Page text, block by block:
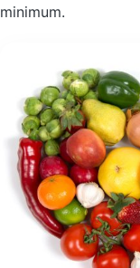
minimum.